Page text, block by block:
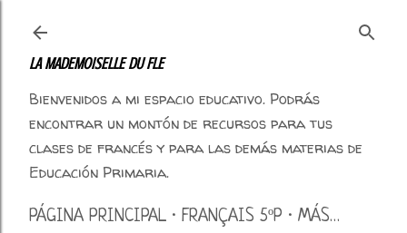
LA MADEMOISELLE DU FLE
Bienvenidos a mi espacio educativo. Podrás
encontrar un montón de recursos para tus
clases de francés y para las demás materias de
Educación Primaria.
PÁGINA PRINCIPAL FRANÇAIS 5ºP MÁS…